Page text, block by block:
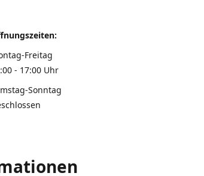
Freitag
- 17:00 Uhr
Sonntag